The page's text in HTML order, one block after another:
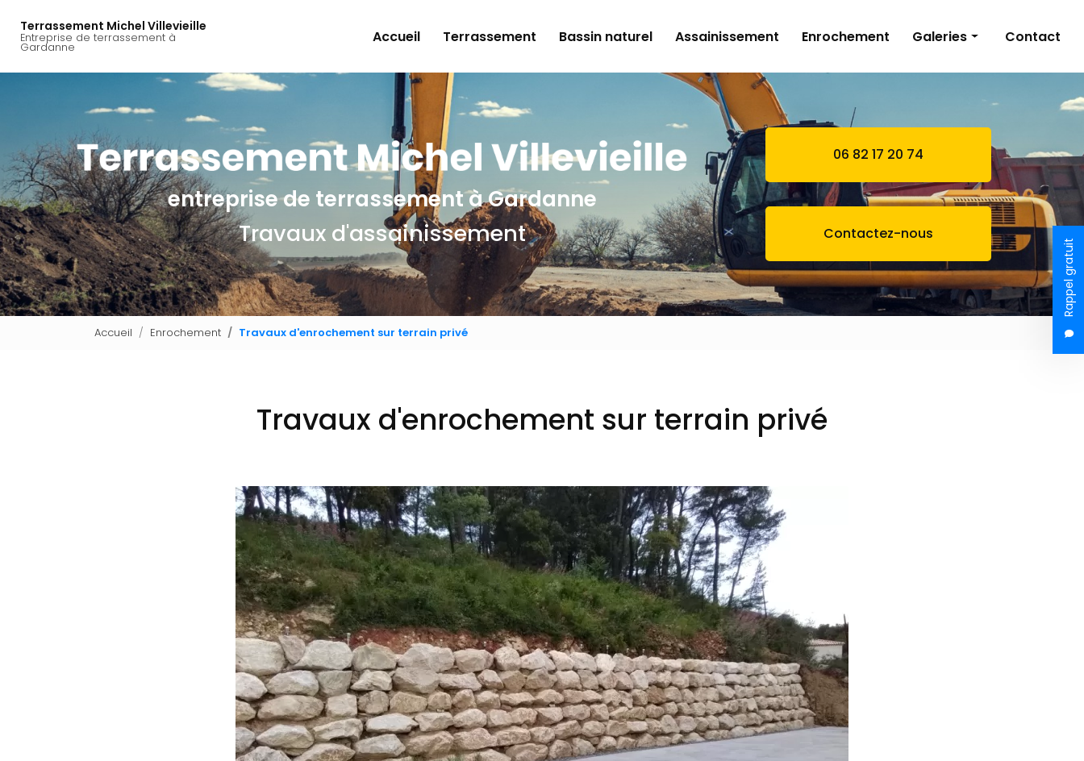
contenu
Terrassement Michel Villevieille
Entreprise de terrassement à
Gardanne
Rappel gratuit
Accueil
Terrassement Bassin naturel Assainissement Enrochement Galeries
Assainissement
Enrochement
Contact
entreprise de terrassementà Gardanne
Travaux d'assainissement
06 82 17 20 74
Contactez-nous
Accueil Enrochement Travaux d'enrochement sur terrain privé
Travaux d'enrochement sur terrain privé